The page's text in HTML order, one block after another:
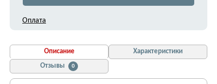
Оплата
Описание
Характеристики
Отзывы
0